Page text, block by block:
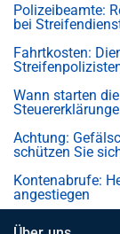
Polizeibeamte:
bei
Fahrtkosten:
Wann starten
Achtung:
schützen Sie
Kontenabrufe:
angestiegen